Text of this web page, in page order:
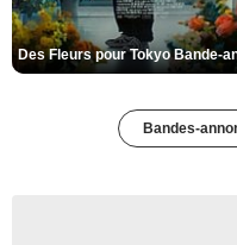
Bandes-